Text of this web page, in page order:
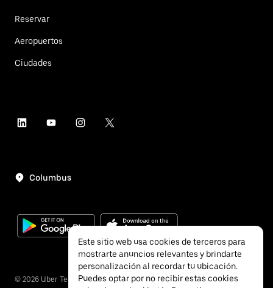
Reservar
Aeropuertos
Ciudades
Columbus
© 2026 Uber Technologies, Inc.
Este sitio web usa cookies de terceros para
mostrarte anuncios relevantes y brindarte
personalización al recordar tu ubicación.
Puedes optar por no recibir estas cookies